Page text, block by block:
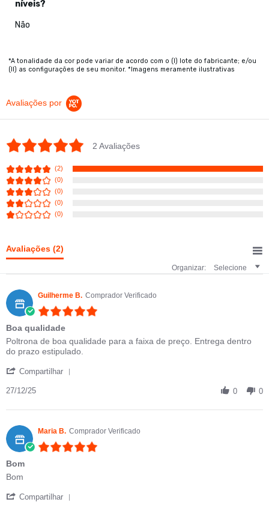
níveis?
Não
*A tonalidade da cor pode variar de acordo com o (I) lote do fabricante; e/ou
(II) as configurações de seu monitor. *Imagens meramente ilustrativas
Avaliações por
5.0 star rating
2 Avaliações
(2)
(0)
(0)
(0)
(0)
Avaliações (2)
Organizar: Selecione
Guilherme B. Comprador Verificado
Boa qualidade
Review by Guilherme B. on 27 Dec 2025
review stating Boa qualidade
Poltrona de boa qualidade para a faixa de preço. Entrega dentro
do prazo estipulado.
Compartilhar
27/12/25 0 0
Maria B. Comprador Verificado
Bom
Review by Maria B. on 3 Oct 2022
review stating Bom
Bom
Compartilhar